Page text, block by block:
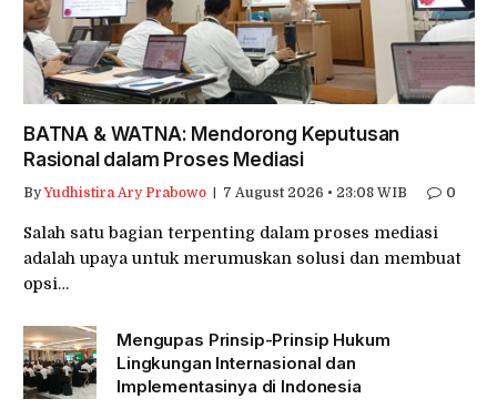
BATNA & WATNA: Mendorong Keputusan
Rasional dalam Proses Mediasi
By Yudhistira Ary Prabowo 7 August 2026 • 23:08 WIB 0
Salah satu bagian terpenting dalam proses mediasi
adalah upaya untuk merumuskan solusi dan membuat
opsi…
Mengupas Prinsip-Prinsip Hukum
Lingkungan Internasional dan
Implementasinya di Indonesia